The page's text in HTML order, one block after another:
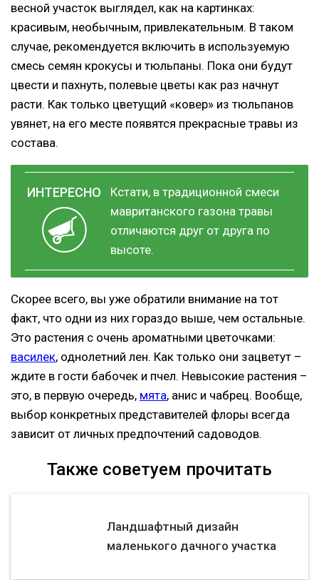
весной участок выглядел, как на картинках:
красивым, необычным, привлекательным. В таком
случае, рекомендуется включить в используемую
смесь семян крокусы и тюльпаны. Пока они будут
цвести и пахнуть, полевые цветы как раз начнут
расти. Как только цветущий «ковер» из тюльпанов
увянет, на его месте появятся прекрасные травы из
состава.
Кстати, в традиционной смеси
мавританского газона травы
отличаются друг от друга по
высоте.
Скорее всего, вы уже обратили внимание на тот
факт, что одни из них гораздо выше, чем остальные.
Это растения с очень ароматными цветочками:
василек, однолетний лен. Как только они зацветут –
ждите в гости бабочек и пчел. Невысокие растения –
это, в первую очередь, мята, анис и чабрец. Вообще,
выбор конкретных представителей флоры всегда
зависит от личных предпочтений садоводов.
Также советуем прочитать
Ландшафтный дизайн
маленького дачного участка